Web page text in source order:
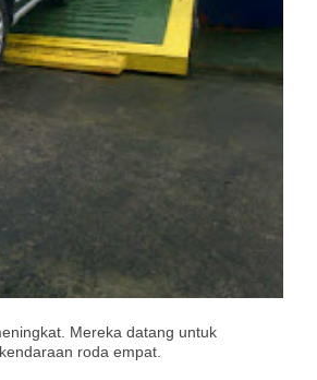
Mereka datang untuk
roda empat.